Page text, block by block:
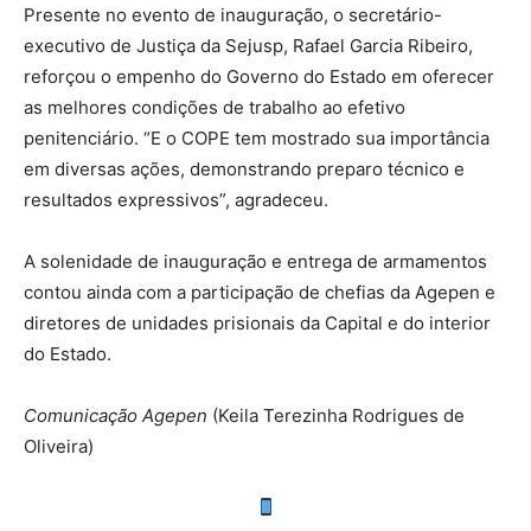
Presente no evento de inauguração, o secretário-
executivo de Justiça da Sejusp, Rafael Garcia Ribeiro,
reforçou o empenho do Governo do Estado em oferecer
as melhores condições de trabalho ao efetivo
penitenciário. “E o COPE tem mostrado sua importância
em diversas ações, demonstrando preparo técnico e
resultados expressivos”, agradeceu.
A solenidade de inauguração e entrega de armamentos
contou ainda com a participação de chefias da Agepen e
diretores de unidades prisionais da Capital e do interior
do Estado.
Comunicação Agepen (Keila Terezinha Rodrigues de
Oliveira)